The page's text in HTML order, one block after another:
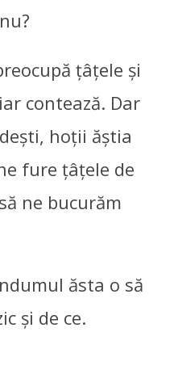
țâțele și
contează. Dar
hoții ăștia
fure țâțele de
ne bucurăm
ăsta o să
și de ce.